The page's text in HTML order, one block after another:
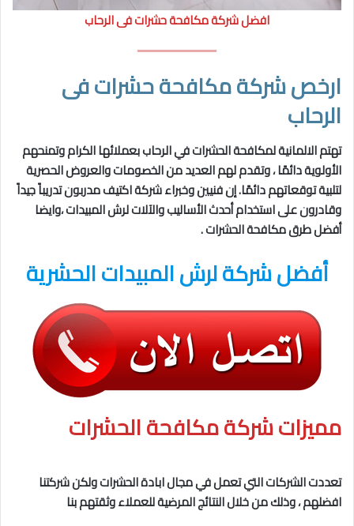
افضل شركة مكافحة حشرات فى الرحاب
ارخص شركة مكافحة حشرات فى
الرحاب
تهتم الالمانية لمكافحة الحشرات في الرحاب بعملائها الكرام وتمنحهم
الأولوية دائمًا ، وتقدم لهم العديد من الخصومات والعروض الحصرية
لتلبية توقعاتهم دائمًا. إن فنيين وخبراء شركة اكتيف مدربون تدريباً جيداً
وقادرون على استخدام أحدث الأساليب والآلات لرش المبيدات ،وايضا
أفضل طرق مكافحة الحشرات .
أفضل شركة لرش المبيدات الحشرية
مميزات شركة مكافحة الحشرات
تعددت الشركات التي تعمل في مجال ابادة الحشرات ولكن شركتنا
افضلهم ، وذلك من خلال النتائج المرضية للعملاء وثقتهم بنا